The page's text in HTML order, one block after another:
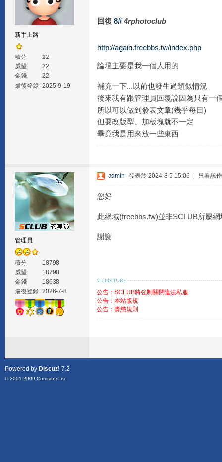
新手上路
積分
22
威望
22
金錢
22
最後登錄 2025-9-19
回復 8# 4rphotoclub
http://again.freebbs.tw/index.php
論壇主要是我一個人用的
補充一下...以前也發生過類似情況
後來我有跟管理員回覆說因為只有一
所以可以做到發表文章(幾乎每日)
但要改版型、加板塊就不一定
畢竟我是用來放一些東西
管理員
積分
18798
威望
18798
金錢
18638
最後登錄 2026-7-8
admin 發表於 2024-8-5 15:06 只看該
您好
此網域(freebbs.tw)並非SCLUB所屬網
謝謝
公告：SCLUB將強制關閉違法私服
公告：本站版規
公告：獎懲規則
Powered by Discuz! 7.2
© 2001-2009 Comsenz Inc.